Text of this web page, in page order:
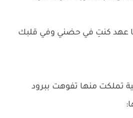
عهد كنتِ في حضني وفي قلبك
تملكت منها تفوهت ببرود